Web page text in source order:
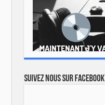
Suivez nous sur Facebook